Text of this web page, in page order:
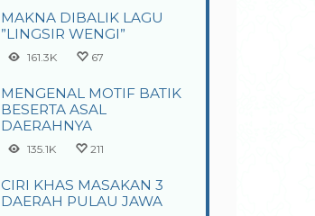
MAKNA DIBALIK LAGU
”LINGSIR WENGI”
161.3K 67
MENGENAL MOTIF BATIK
BESERTA ASAL
DAERAHNYA
135.1K 211
CIRI KHAS MASAKAN 3
DAERAH PULAU JAWA